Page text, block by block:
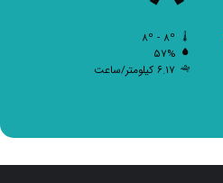
۵۷%
۶.۱۷ کیلومتر/ساعت